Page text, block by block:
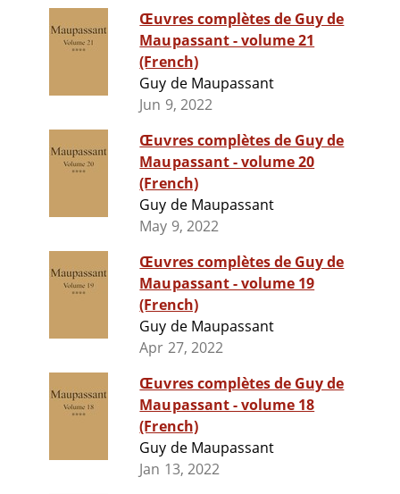
Œuvres complètes de Guy de
Maupassant - volume 21
(French)
Guy de Maupassant
Jun 9, 2022
Œuvres complètes de Guy de
Maupassant - volume 20
(French)
Guy de Maupassant
May 9, 2022
Œuvres complètes de Guy de
Maupassant - volume 19
(French)
Guy de Maupassant
Apr 27, 2022
Œuvres complètes de Guy de
Maupassant - volume 18
(French)
Guy de Maupassant
Jan 13, 2022